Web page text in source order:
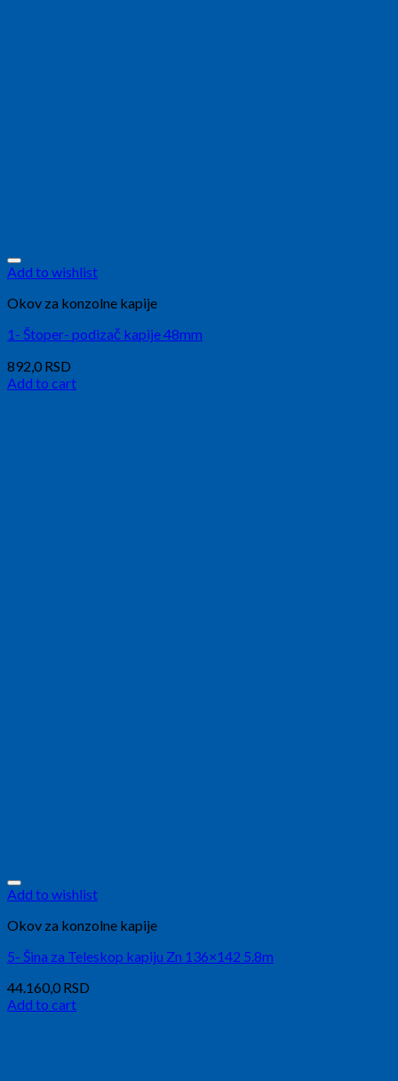
Add to wishlist
Okov za konzolne kapije
1- Štoper- podizač kapije 48mm
892,0 RSD
Add to cart
Add to wishlist
Okov za konzolne kapije
5- Šina za Teleskop kapiju Zn 136×142 5.8m
44.160,0 RSD
Add to cart